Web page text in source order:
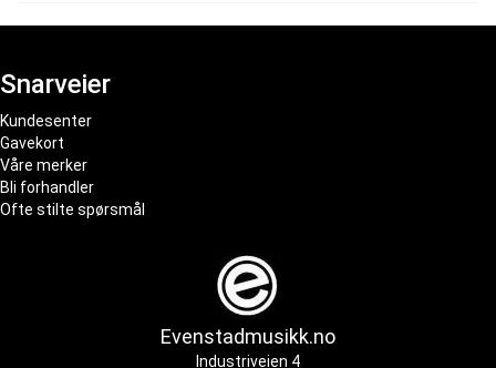
Snarveier
Kundesenter
Gavekort
Våre merker
Bli forhandler
Ofte stilte spørsmål
Evenstadmusikk.no
Industriveien 4